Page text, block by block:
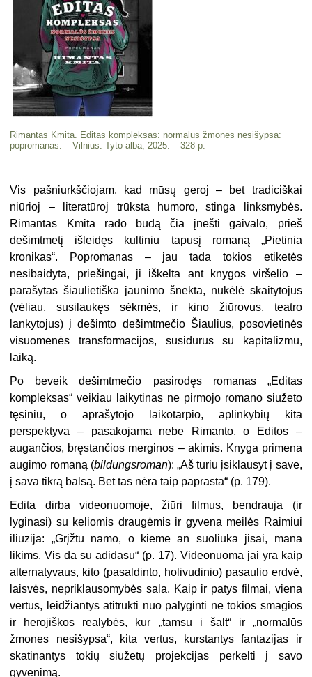
Rimantas Kmita. Editas kompleksas: normalūs žmones nesišypsa:
popromanas. – Vilnius: Tyto alba, 2025. – 328 p.
Vis pašniurkščiojam, kad mūsų geroj – bet tradiciškai
niūrioj – literatūroj trūksta humoro, stinga linksmybės.
Rimantas Kmita rado būdą čia įnešti gaivalo, prieš
dešimtmetį išleidęs kultiniu tapusį romaną „Pietinia
kronikas“. Popromanas – jau tada tokios etiketės
nesibaidyta, priešingai, ji iškelta ant knygos viršelio –
parašytas šiaulietiška jaunimo šnekta, nukėlė skaitytojus
(vėliau, susilaukęs sėkmės, ir kino žiūrovus, teatro
lankytojus) į dešimto dešimtmečio Šiaulius, posovietinės
visuomenės transformacijos, susidūrus su kapitalizmu,
laiką.
Po beveik dešimtmečio pasirodęs romanas „Editas
kompleksas“ veikiau laikytinas ne pirmojo romano siužeto
tęsiniu, o aprašytojo laikotarpio, aplinkybių kita
perspektyva – pasakojama nebe Rimanto, o Editos –
augančios, bręstančios merginos – akimis. Knyga primena
augimo romaną (bildungsroman): „Aš turiu įsiklausyt į save,
į sava tikrą balsą. Bet tas nėra taip paprasta“ (p. 179).
Edita dirba videonuomoje, žiūri filmus, bendrauja (ir
lyginasi) su keliomis draugėmis ir gyvena meilės Raimiui
iliuzija: „Grįžtu namo, o kieme an suoliuka jisai, mana
likims. Vis da su adidasu“ (p. 17). Videonuoma jai yra kaip
alternatyvaus, kito (pasaldinto, holivudinio) pasaulio erdvė,
laisvės, nepriklausomybės sala. Kaip ir patys filmai, viena
vertus, leidžiantys atitrūkti nuo palyginti ne tokios smagios
ir herojiškos realybės, kur „tamsu i šalt“ ir „normalūs
žmones nesišypsa“, kita vertus, kurstantys fantazijas ir
skatinantys tokių siužetų projekcijas perkelti į savo
gyvenimą.